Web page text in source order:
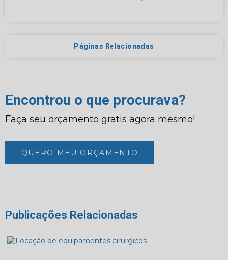
Páginas Relacionadas
Encontrou o que procurava?
Faça seu orçamento gratis agora mesmo!
QUERO MEU ORÇAMENTO
Publicações Relacionadas